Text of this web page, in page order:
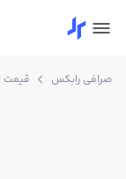
صرافی رابکس قیمت